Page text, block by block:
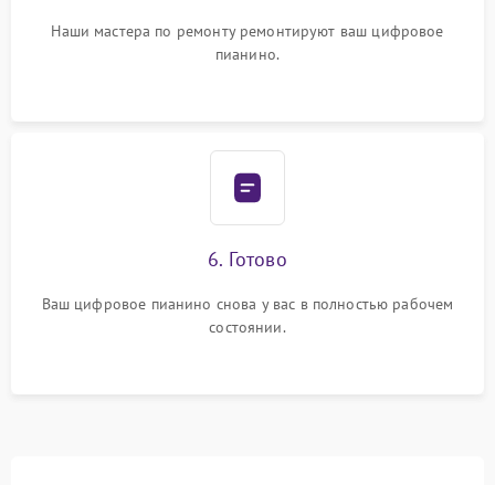
Наши мастера по ремонту ремонтируют ваш цифровое
пианино.
6. Готово
Ваш цифровое пианино снова у вас в полностью рабочем
состоянии.